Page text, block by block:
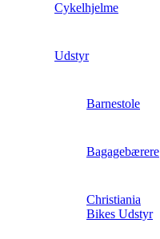
Cykelhjelme
Udstyr
Barnestole
Bagagebærere
Christiania
Bikes Udstyr